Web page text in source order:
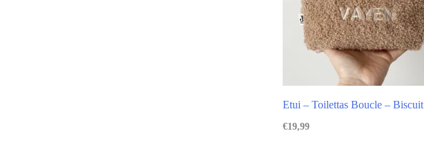
Etui – Toilettas Boucle – Biscuit
€19,99